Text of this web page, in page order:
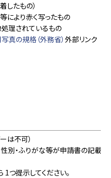
したもの）
により赤く写ったもの
理されているもの
真の規格（外務省） 外部リンク
は不可）
性別・ふりがな等が申請書の記載
つ提示してください。